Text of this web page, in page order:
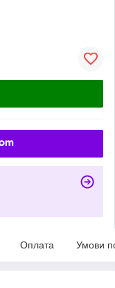
Оплата Умови